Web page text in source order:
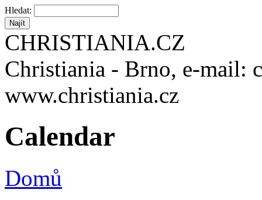
Hledat:
CHRISTIANIA.CZ
Christiania - Brno, e-mail:
www.christiania.cz
Calendar
Domů